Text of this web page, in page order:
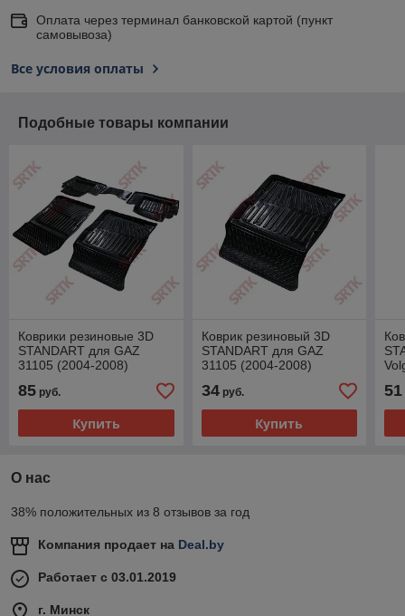
Оплата через терминал банковской картой (пункт
самовывоза)
Все условия оплаты
Подобные товары компании
Коврики резиновые 3D
STANDART для GAZ
31105 (2004-2008)
85 руб.
Купить
Коврик резиновый 3D
STANDART для GAZ
31105 (2004-2008)
34руб.
Купить
51
О нас
38% положительных из 8 отзывов за год
Компания продает на Deal.by
Работает с 03.01.2019
г. Минск